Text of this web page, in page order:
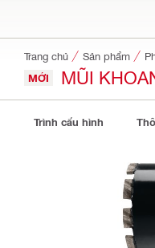
Trang chủ Sản phẩm
MỚI MŨI
Trình cấu hình